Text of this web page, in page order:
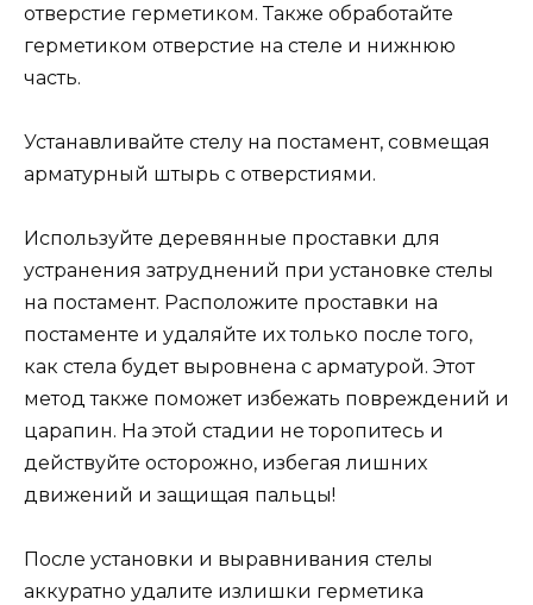
отверстие герметиком. Также обработайте
герметиком отверстие на стеле и нижнюю
часть.
Устанавливайте стелу на постамент, совмещая
арматурный штырь с отверстиями.
Используйте деревянные проставки для
устранения затруднений при установке стелы
на постамент. Расположите проставки на
постаменте и удаляйте их только после того,
как стела будет выровнена с арматурой. Этот
метод также поможет избежать повреждений и
царапин. На этой стадии не торопитесь и
действуйте осторожно, избегая лишних
движений и защищая пальцы!
После установки и выравнивания стелы
аккуратно удалите излишки герметика